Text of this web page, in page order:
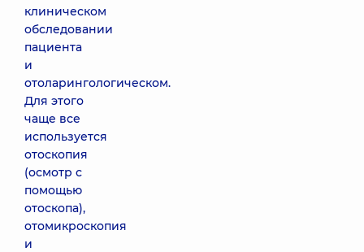
клиническом
обследовании
пациента
и
отоларингологическом.
Для этого
чаще все
используется
отоскопия
(осмотр с
помощью
отоскопа),
отомикроскопия
и